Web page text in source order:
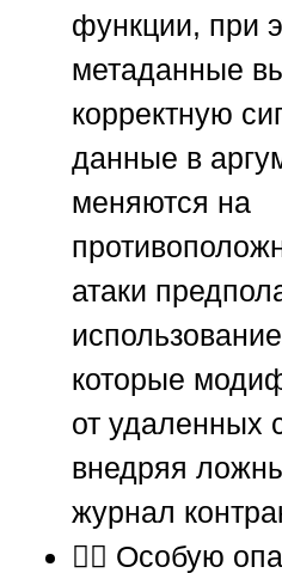
функции, при
метаданные
корректную
данные в
меняются на
атаки
которые
от удаленных
внедряя
журнал
🕵️‍♂️ Особую